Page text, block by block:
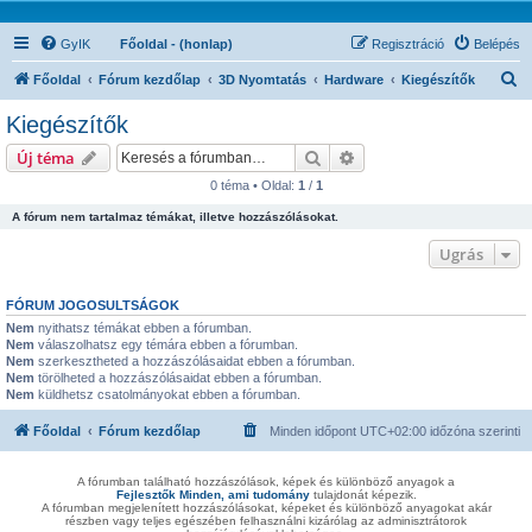
GyIK Főoldal - (honlap) Belépés
Regisztráció
Főoldal Fórum kezdőlap 3D Nyomtatás Hardware Kiegészítők
Kiegészítők
Új téma Keresés
0 téma • Oldal: 1 / 1
A fórum nem tartalmaz témákat, illetve hozzászólásokat.
Ugrás
FÓRUM JOGOSULTSÁGOK
Nem nyithatsz témákat ebben a fórumban.
Nem válaszolhatsz egy témára ebben a fórumban.
Nem szerkesztheted a hozzászólásaidat ebben a fórumban.
Nem törölheted a hozzászólásaidat ebben a fórumban.
Nem küldhetsz csatolmányokat ebben a fórumban.
Főoldal Fórum kezdőlap Minden időpont UTC+02:00 időzóna szerinti
A fórumban található hozzászólások, képek és különböző anyagok a
Fejlesztők Minden, ami tudománytulajdonát képezik.
A fórumban megjelenített hozzászólásokat, képeket és különböző anyagokat akár
részben vagy teljes egészében felhasználni kizárólag az adminisztrátorok